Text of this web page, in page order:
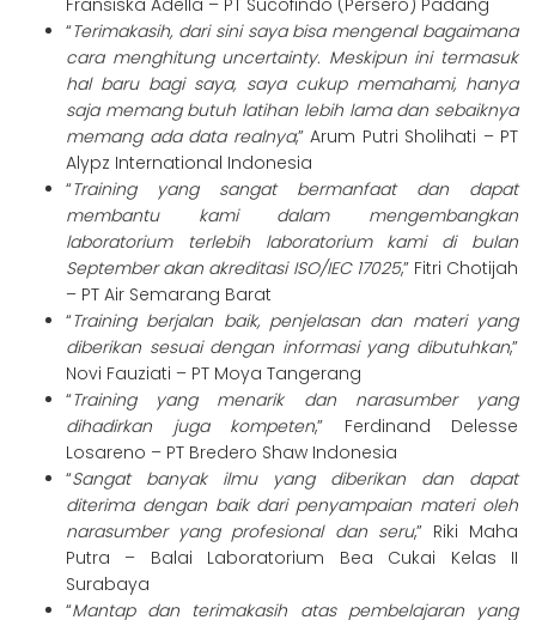
Fransiska Adella – PT Sucofindo (Persero) Padang
“Terimakasih, dari sini saya bisa mengenal bagaimana
cara menghitung uncertainty. Meskipun ini termasuk
hal baru bagi saya, saya cukup memahami, hanya
saja memang butuh latihan lebih lama dan sebaiknya
memang ada data realnya,” Arum Putri Sholihati – PT
Alypz International Indonesia
“Training yang sangat bermanfaat dan dapat
membantu kami dalam mengembangkan
laboratorium terlebih laboratorium kami di bulan
September akan akreditasi ISO/IEC 17025,” Fitri Chotijah
– PT Air Semarang Barat
“Training berjalan baik, penjelasan dan materi yang
diberikan sesuai dengan informasi yang dibutuhkan,”
Novi Fauziati – PT Moya Tangerang
“Training yang menarik dan narasumber yang
dihadirkan juga kompeten,” Ferdinand Delesse
Losareno – PT Bredero Shaw Indonesia
“Sangat banyak ilmu yang diberikan dan dapat
diterima dengan baik dari penyampaian materi oleh
narasumber yang profesional dan seru,” Riki Maha
Putra – Balai Laboratorium Bea Cukai Kelas II
Surabaya
“Mantap dan terimakasih atas pembelajaran yang